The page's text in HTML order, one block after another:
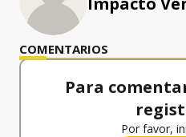
COMENTARIOS
Para
Por favor,